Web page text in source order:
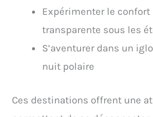
Expérimenter le confort
transparente sous les
S’aventurer dans un
nuit polaire
Ces destinations offrent une